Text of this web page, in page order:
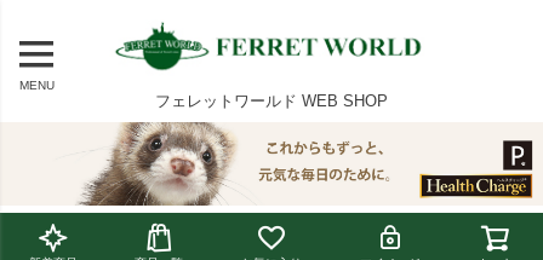
MENU
フェレットワールド WEB SHOP